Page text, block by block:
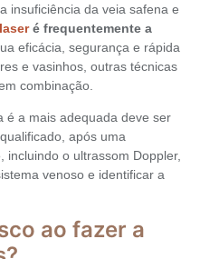
insuficiência da veia safena e
é frequentemente a
eficácia, segurança e rápida
e vasinhos, outras técnicas
combinação.
é a mais adequada deve ser
após uma
o ultrassom Doppler,
venoso e identificar a
ao fazer a